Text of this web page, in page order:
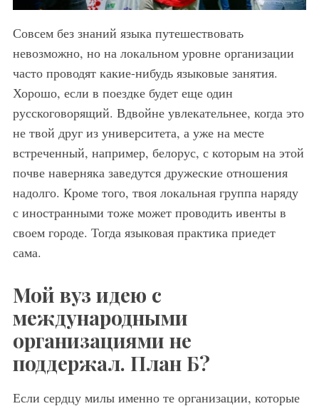
Совсем без знаний языка путешествовать
невозможно, но на локальном уровне организации
часто проводят какие-нибудь языковые занятия.
Хорошо, если в поездке будет еще один
русскоговорящий. Вдвойне увлекательнее, когда это
не твой друг из университета, а уже на месте
встреченный, например, белорус, с которым на этой
почве наверняка заведутся дружеские отношения
надолго. Кроме того, твоя локальная группа наряду
с иностранными тоже может проводить ивенты в
своем городе. Тогда языковая практика приедет
сама.
Мой вуз идею с
международными
организациями не
поддержал. План Б?
Если сердцу милы именно те организации, которые